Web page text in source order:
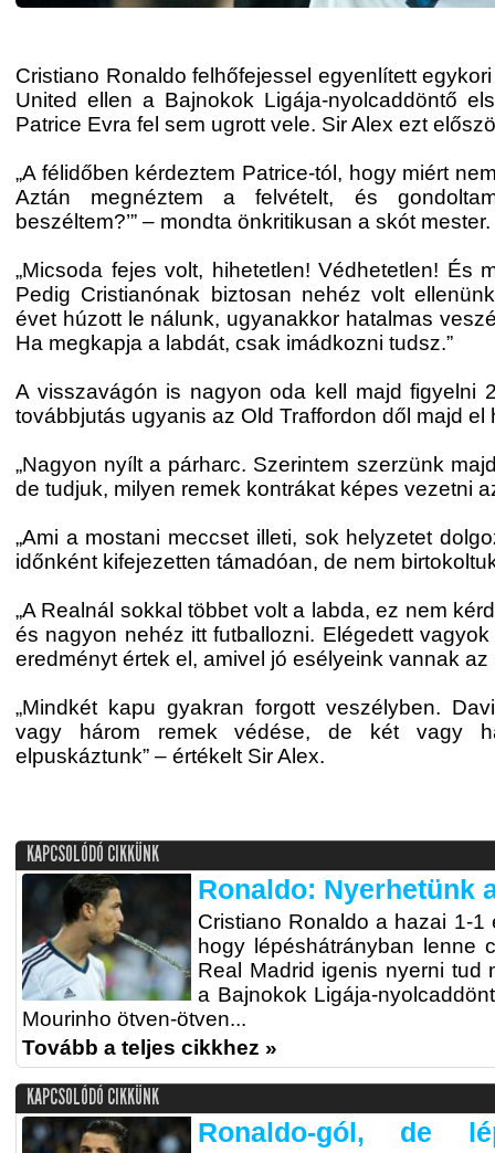
Cristiano Ronaldo felhőfejessel egyenlített
United ellen a Bajnokok Ligája-nyolcaddöntő
Patrice Evra fel sem ugrott vele. Sir Alex ezt
„A félidőben kérdeztem Patrice-tól, hogy miért
Aztán megnéztem a felvételt, és
beszéltem?’” – mondta önkritikusan a skót mester.
„Micsoda fejes volt, hihetetlen! Védhetetlen! És
Pedig Cristianónak biztosan nehéz volt
évet húzott le nálunk, ugyanakkor hatalmas
Ha megkapja a labdát, csak imádkozni tudsz.”
A visszavágón is nagyon oda kell majd figyelni
továbbjutás ugyanis az Old Traffordon dől majd el
„Nagyon nyílt a párharc. Szerintem szerzünk
de tudjuk, milyen remek kontrákat képes vezetni
„Ami a mostani meccset illeti, sok helyzetet
időnként kifejezetten támadóan, de nem
„A Realnál sokkal többet volt a labda, ez nem
és nagyon nehéz itt futballozni. Elégedett
eredményt értek el, amivel jó esélyeink vannak az
„Mindkét kapu gyakran forgott veszélyben.
vagy három remek védése, de két vagy
elpuskáztunk” – értékelt Sir Alex.
KAPCSOLÓDÓ CIKKÜNK
Ronaldo: Nyerhetünk
Cristiano Ronaldo a hazai 1-1
hogy lépéshátrányban lenne
Real Madrid igenis nyerni tud
a Bajnokok Ligája-
Mourinho ötven-ötven...
Tovább a teljes cikkhez »
KAPCSOLÓDÓ CIKKÜNK
Ronaldo-gól, de